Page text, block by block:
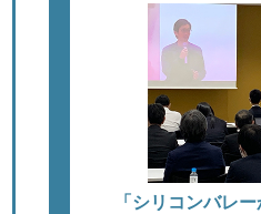
「シリコンバレ